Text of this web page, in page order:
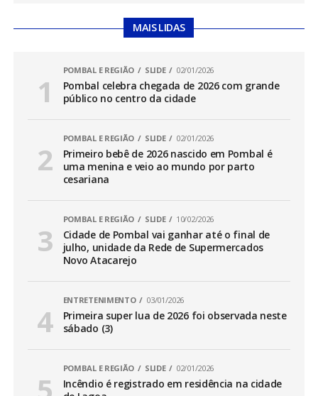
MAIS LIDAS
POMBAL E REGIÃO SLIDE 02/01/2026
Pombal celebra chegada de 2026 com grande
público no centro da cidade
POMBAL E REGIÃO SLIDE 02/01/2026
Primeiro bebê de 2026 nascido em Pombal é
uma menina e veio ao mundo por parto
cesariana
POMBAL E REGIÃO SLIDE 10/02/2026
Cidade de Pombal vai ganhar até o final de
julho, unidade da Rede de Supermercados
Novo Atacarejo
ENTRETENIMENTO 03/01/2026
Primeira super lua de 2026 foi observada neste
sábado (3)
POMBAL E REGIÃO SLIDE 02/01/2026
Incêndio é registrado em residência na cidade